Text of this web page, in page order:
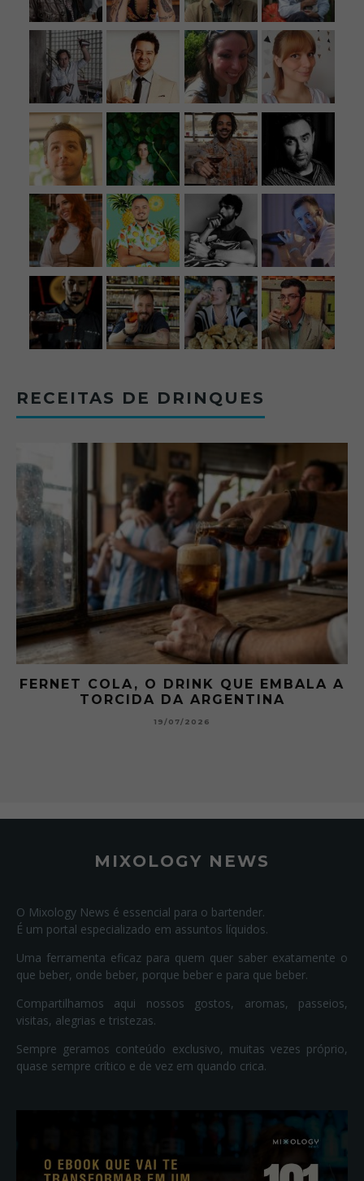
RECEITAS DE DRINQUES
FERNET COLA, O DRINK QUE EMBALA A
TORCIDA DA ARGENTINA
19/07/2026
MIXOLOGY NEWS
O Mixology News é essencial para o bartender.
É um portal especializado em assuntos líquidos.
Uma ferramenta eficaz para quem quer saber exatamente o
que beber, onde beber, porque beber e para que beber.
Compartilhamos aqui nossos gostos, aromas, passeios,
visitas, alegrias e tristezas.
Sempre geramos conteúdo exclusivo, muitas vezes próprio,
quase sempre crítico e de vez em quando crica.